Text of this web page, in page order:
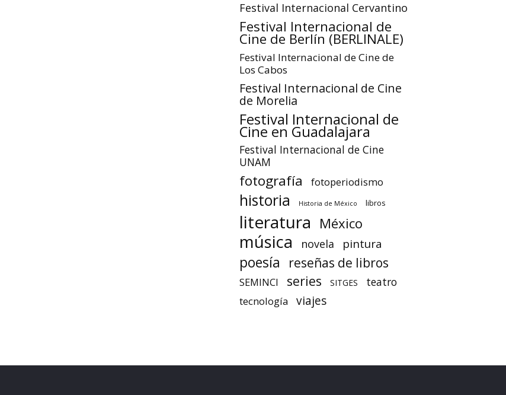
Festival Internacional Cervantino
Festival Internacional de
Cine de Berlín (BERLINALE)
Festival Internacional de Cine de
Los Cabos
Festival Internacional de Cine
de Morelia
Festival Internacional de
Cine en Guadalajara
Festival Internacional de Cine
UNAM
fotografía fotoperiodismo
historia Historia de México libros
literatura México
música novela pintura
poesía reseñas de libros
SEMINCI series SITGES teatro
tecnología viajes